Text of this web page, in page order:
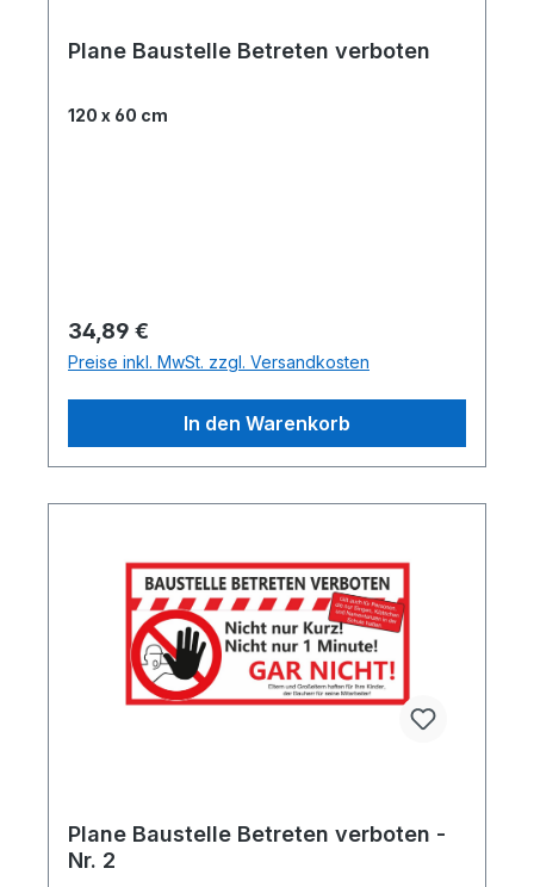
Plane Baustelle Betreten verboten
120 x 60 cm
Regulärer Preis:
34,89 €
Preise inkl. MwSt. zzgl. Versandkosten
In den Warenkorb
Plane Baustelle Betreten verboten -
Nr. 2